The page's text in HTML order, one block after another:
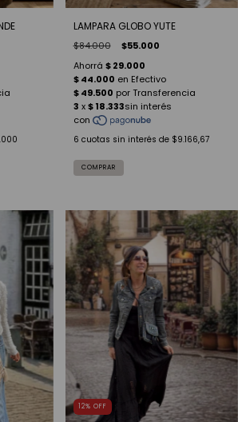
LAMPARA GLOBO YUTE
$84.000 $55.000
6 cuotas sin interés de $9.166,67
COMPRAR
12% OFF